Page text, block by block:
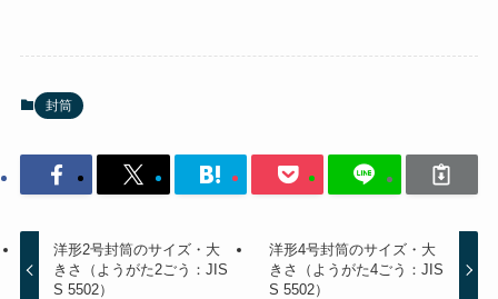
封筒
洋形2号封筒のサイズ・大
きさ（ようがた2ごう：JIS
S 5502）
洋形4号封筒のサイズ・大
きさ（ようがた4ごう：JIS
S 5502）